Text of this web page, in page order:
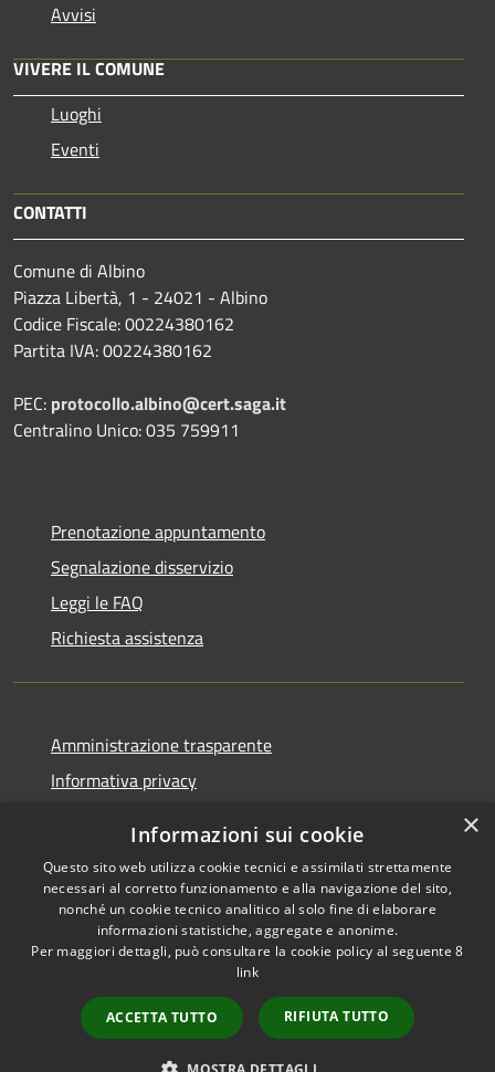
Avvisi
VIVERE IL COMUNE
Luoghi
Eventi
CONTATTI
Comune di Albino
Piazza Libertà, 1 - 24021 - Albino
Codice Fiscale: 00224380162
Partita IVA: 00224380162
PEC: protocollo.albino@cert.saga.it
Centralino Unico: 035 759911
Prenotazione appuntamento
Segnalazione disservizio
Leggi le FAQ
Richiesta assistenza
Amministrazione trasparente
Informativa privacy
Dichiarazione di accessibilità
RSS
Copyright © 2026 • Comune di
Municipium•
Accesso
redazione
×
Informazioni sui cookie
Questo sito web utilizza cookie tecnici e assimilati strettamente
necessari al corretto funzionamento e alla navigazione del sito,
nonché un cookie tecnico analitico al solo fine di elaborare
informazioni statistiche, aggregate e anonime.
Per maggiori dettagli, può consultare la cookie policy al seguente8
link
ACCETTA TUTTO RIFIUTA TUTTO